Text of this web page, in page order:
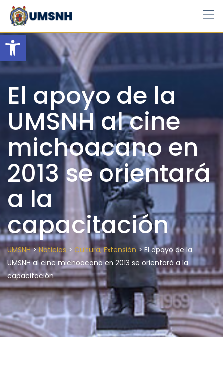
Open toolbar
Skip
content
El apoyo de la
UMSNH al cine
michoacano en
2013 se orientará
a la
capacitación
UMSNH>Noticias > Cultura, Extensión >El apoyo de la
UMSNH al cine michoacano en 2013 se orientará a la
capacitación